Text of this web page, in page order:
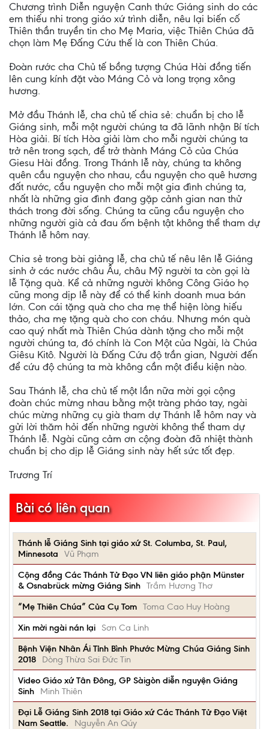
Chương trình Diễn nguyện Canh thức Giáng sinh do các
em thiếu nhi trong giáo xứ trình diễn, nêu lại biến cố
Thiên thần truyền tin cho Mẹ Maria, việc Thiên Chúa đã
chọn làm Mẹ Đấng Cứu thế là con Thiên Chúa.
Đoàn rước cha Chủ tế bồng tượng Chúa Hài đồng tiến
lên cung kính đặt vào Máng Cỏ và long trọng xông
hương.
Mở đầu Thánh lễ, cha chủ tế chia sẻ: chuẩn bị cho lễ
Giáng sinh, mỗi một người chúng ta đã lãnh nhận Bí tích
Hòa giải. Bí tích Hòa giải làm cho mỗi người chúng ta
trở nên trong sạch, để trở thành Máng Cỏ của Chúa
Giesu Hài đồng. Trong Thánh lễ này, chúng ta không
quên cầu nguyện cho nhau, cầu nguyện cho quê hương
đất nước, cầu nguyện cho mỗi một gia đình chúng ta,
nhất là những gia đình đang gặp cảnh gian nan thử
thách trong đời sống. Chúng ta cũng cầu nguyện cho
những người già cả đau ốm bệnh tật không thể tham dự
Thánh lễ hôm nay.
Chia sẻ trong bài giảng lễ, cha chủ tế nêu lên lễ Giáng
sinh ở các nước châu Âu, châu Mỹ người ta còn gọi là
lễ Tặng quà. Kể cả những người không Công Giáo họ
cũng mong dịp lễ này để có thể kinh doanh mua bán
lớn. Con cái tặng quà cho cha mẹ thể hiện lòng hiếu
thảo, cha mẹ tặng quà cho con cháu. Nhưng món quà
cao quý nhất mà Thiên Chúa dành tặng cho mỗi một
người chúng ta, đó chính là Con Một của Ngài, là Chúa
Giêsu Kitô. Người là Đấng Cứu độ trần gian, Người đến
để cứu độ chúng ta mà không cần một điều kiện nào.
Sau Thánh lễ, cha chủ tế một lần nữa mời gọi cộng
đoàn chúc mừng nhau bằng một tràng pháo tay, ngài
chúc mừng những cụ già tham dự Thánh lễ hôm nay và
gửi lời thăm hỏi đến những người không thể tham dự
Thánh lễ. Ngài cũng cảm ơn cộng đoàn đã nhiệt thành
chuẩn bị cho dịp lễ Giáng sinh này hết sức tốt đẹp.
Trương Trí
Bài có liên quan
Thánh lễ Giáng Sinh tại giáo xứ St. Columba, St. Paul,
Minnesota
Vũ Phạm
Cộng đồng Các Thánh Tử Đạo VN liên giáo phận Münster
& Osnabrück mừng Giáng Sinh Trầm Hương Thơ
“Mẹ Thiên Chúa” Của Cụ Tom Toma Cao Huy Hoàng
Xin mời ngài nán lại
Sơn Ca Linh
Bệnh Viện Nhân Ái Tỉnh Bình Phước Mừng Chúa Giáng Sinh
2018
Dòng Thừa Sai Đức Tin
Video Giáo xứ Tân Đông, GP Sàigòn diễn nguyện Giáng
Sinh
Minh Thiên
Đại Lễ Giáng Sinh 2018 tại Giáo xứ Các Thánh Tử Đạo Việt
Nam Seattle.
Nguyễn An Qúy